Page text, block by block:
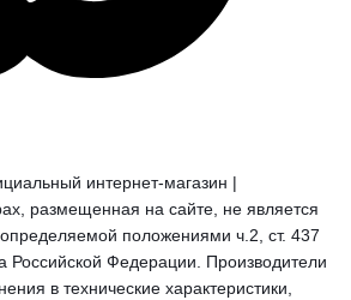
интернет-магазин |
размещенная на сайте, не является
положениями ч.2, ст. 437
Российской Федерации. Производители
в технические характеристики,